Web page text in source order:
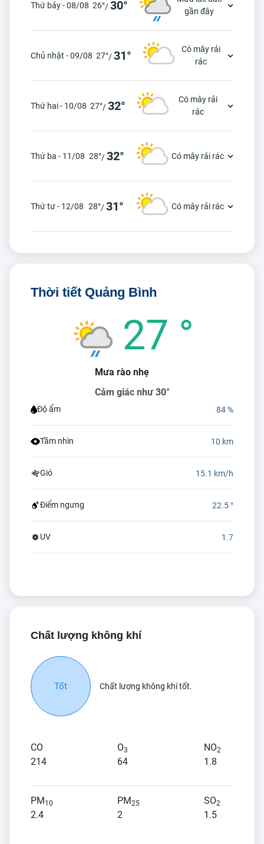
Thứ bảy - 08/08 26°/30°
gần đây
Chủ nhật - 09/08 27°/31°
Có mây rải
rác
Thứ hai - 10/08 27°/32°
Có mây rải
rác
Thứ ba - 11/08 28°/32° Có mây rải rác
Thứ tư - 12/08 28°/31° Có mây rải rác
Thời tiết Quảng Bình
27 °
Mưa rào nhẹ
Cảm giác như 30°
Độ ẩm 84 %
Tầm nhìn 10 km
Gió 15.1 km/h
Điểm ngưng 22.5 °
UV 1.7
Chất lượng không khí
Tốt Chất lượng không khí tốt.
CO
214
O3
64
NO2
1.8
PM10
2.4
PM25
2
SO2
1.5